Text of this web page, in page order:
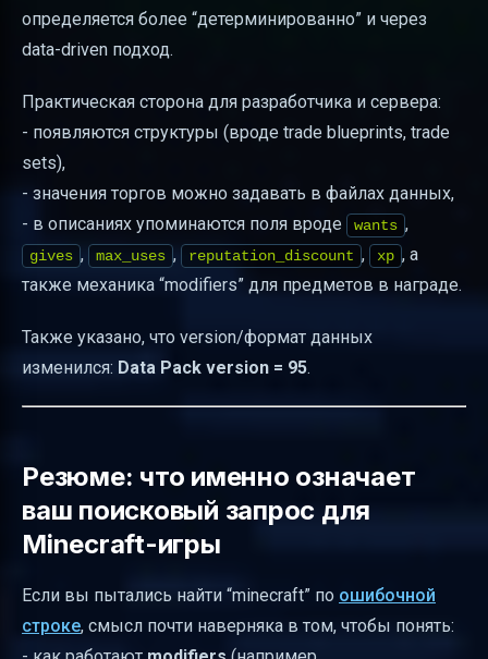
определяется более “детерминированно” и через
data-driven подход.
Практическая сторона для разработчика и сервера:
- появляются структуры (вроде trade blueprints, trade
sets),
- значения торгов можно задавать в файлах данных,
- в описаниях упоминаются поля вроде
wants ,
gives , max_uses , reputation_discount , xp , а
также механика “modifiers” для предметов в награде.
Также указано, что version/формат данных
изменился: Data Pack version = 95.
Резюме: что именно означает
ваш поисковый запрос для
Minecraft-игры
Если вы пытались найти “minecraft” по ошибочной
строке, смысл почти наверняка в том, чтобы понять: